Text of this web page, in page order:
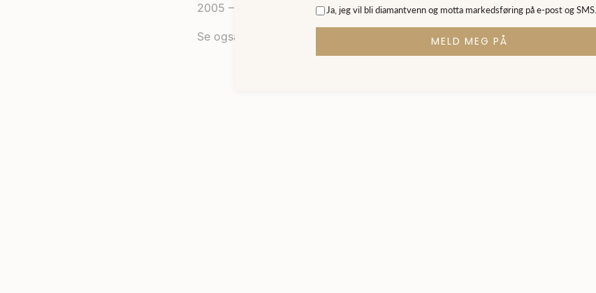
Ja, jeg vil bli diamantvenn og motta markedsføring på e-post og SMS.
MELD MEG PÅ
2005 – handler du trygt, med sertifiserte diamanter, rask levering og hjelp
Se også: gaveartikler til dåp.